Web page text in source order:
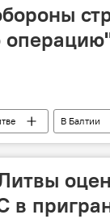
В Балтии
в